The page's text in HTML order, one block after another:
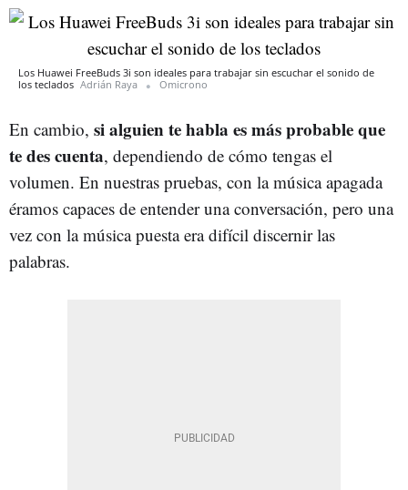
Los Huawei FreeBuds 3i son ideales para trabajar sin escuchar el sonido de
los teclados Adrián Raya Omicrono
En cambio, si alguien te habla es más probable que
te des cuenta, dependiendo de cómo tengas el
volumen. En nuestras pruebas, con la música apagada
éramos capaces de entender una conversación, pero una
vez con la música puesta era difícil discernir las
palabras.